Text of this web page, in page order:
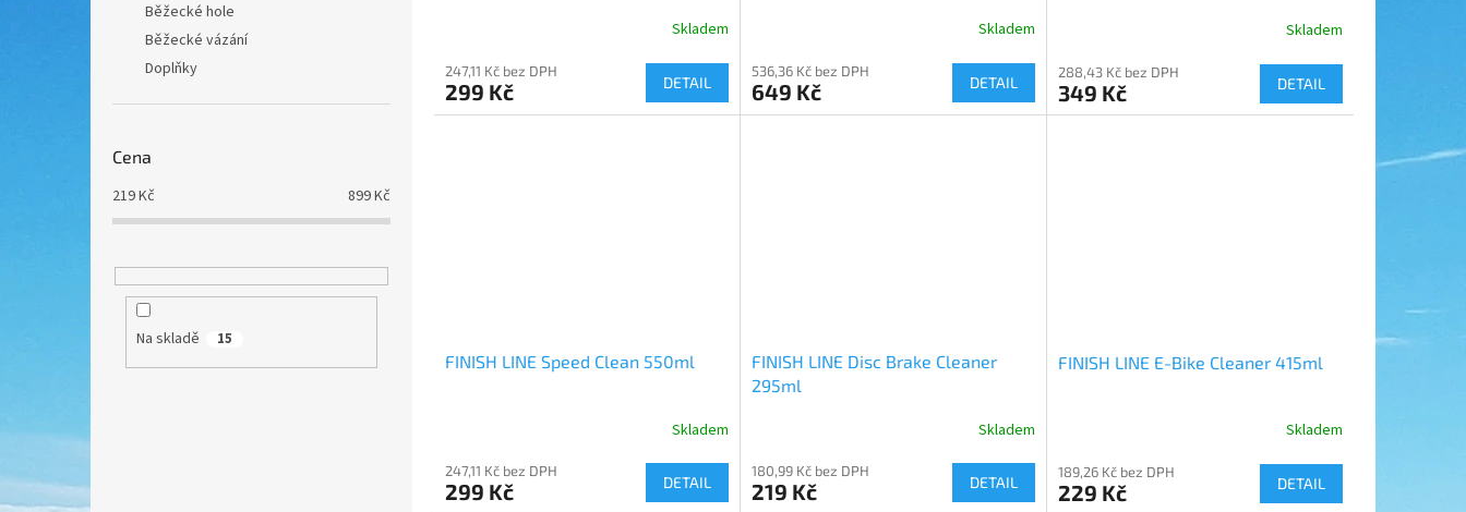
Běžecké hole
Běžecké vázání
Doplňky
Cena
219Kč 899Kč
Na skladě 15
Skladem
247,11 Kč bez DPH
299 Kč DETAIL
Skladem
536,36 Kč bez DPH
649 Kč DETAIL
Skladem
288,43 Kč bez DPH
349 Kč DETAIL
FINISH LINE Speed Clean 550ml
Skladem
247,11 Kč bez DPH
299 Kč DETAIL
FINISH LINE Disc Brake Cleaner
295ml
Skladem
180,99 Kč bez DPH
219 Kč DETAIL
FINISH LINE E-Bike Cleaner 415ml
Skladem
189,26 Kč bez DPH
229 Kč DETAIL